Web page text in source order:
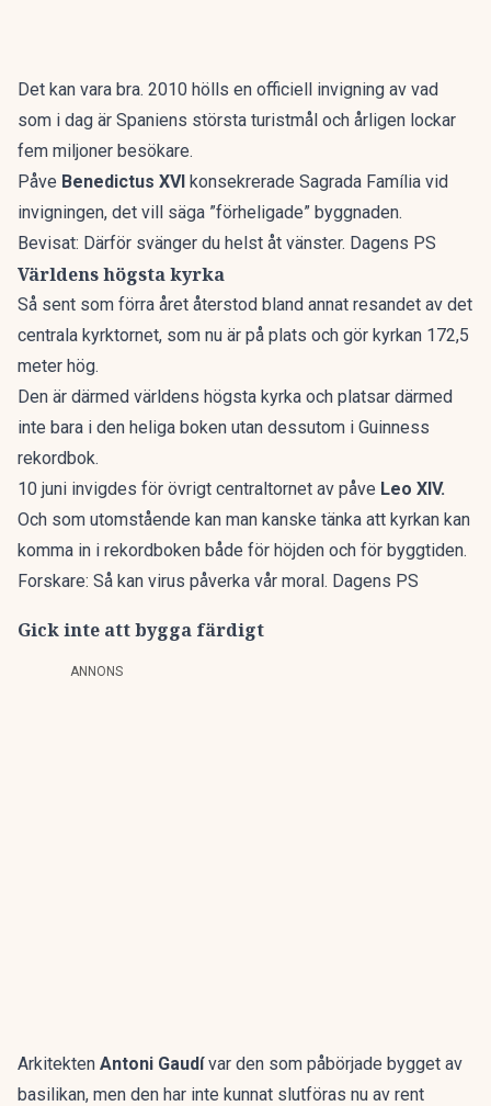
Det kan vara bra. 2010 hölls en officiell invigning av vad
som i dag är Spaniens största turistmål och årligen lockar
fem miljoner besökare.
Påve Benedictus XVI konsekrerade Sagrada Família vid
invigningen, det vill säga ”förheligade” byggnaden.
Bevisat: Därför svänger du helst åt vänster. Dagens PS
Världens högsta kyrka
Så sent som förra året återstod bland annat resandet av det
centrala kyrktornet, som nu är på plats och gör kyrkan 172,5
meter hög.
Den är därmed världens högsta kyrka och platsar därmed
inte bara i den heliga boken utan dessutom i Guinness
rekordbok.
10 juni invigdes för övrigt centraltornet av påve Leo XIV.
Och som utomstående kan man kanske tänka att kyrkan kan
komma in i rekordboken både för höjden och för byggtiden.
Forskare: Så kan virus påverka vår moral. Dagens PS
Gick inte att bygga färdigt
ANNONS
Arkitekten Antoni Gaudívar den som påbörjade bygget av
basilikan, men den har inte kunnat slutföras nu av rent